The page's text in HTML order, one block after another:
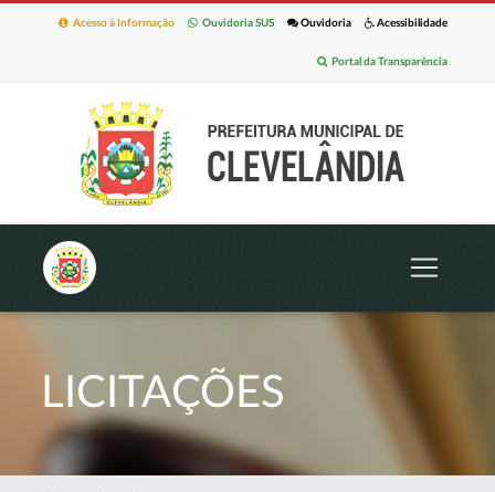
Acessibilidade
Ouvidoria
Ouvidoria SUS
Acesso à Informação
Portal da Transparência
LICITAÇÕES